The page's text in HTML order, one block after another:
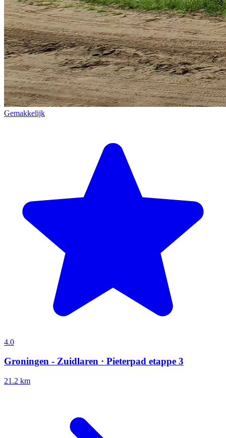
Gemakkelijk
4.0
Groningen - Zuidlaren · Pieterpad etappe 3
21.2 km